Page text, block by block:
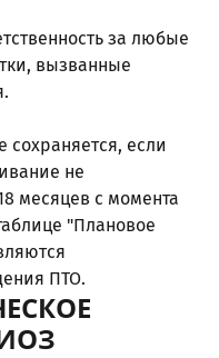
за любые
вызванные
сохраняется, если
не
месяцев с момента
"Плановое
ПТО.